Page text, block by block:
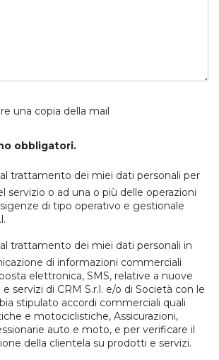
una copia della mail
obbligatori.
trattamento dei miei dati personali per
servizio o ad una o più delle operazioni
di tipo operativo e gestionale
trattamento dei miei dati personali in
di informazioni commerciali
elettronica, SMS, relative a nuove
servizi di CRM S.r.l. e/o di Società con le
stipulato accordi commerciali quali
e motociclistiche, Assicurazioni,
auto e moto, e per verificare il
della clientela su prodotti e servizi.